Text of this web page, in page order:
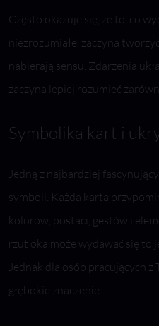
Często okazuje się, że to, co
niezrozumiałe, zaczyna
nabierają sensu. Zdarzenia
zaczyna lepiej rozumieć
Symbolika kart i
Jedną z najbardziej
symboli. Każda karta
kolorów, postaci, gestów i
rzut oka może wydawać się to
Jednak dla osób pracujących z
głębokie znaczenie.